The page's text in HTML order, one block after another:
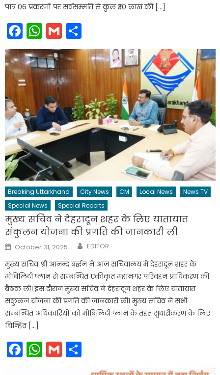
पात्र 06 प्रकरणों पर सर्वसम्मति से कुल ₹30 लाख की […]
Facebook
WhatsApp
Gmail
Breaking Uttarkhand City News CM Local News
News TV
Special News
Special Reports
मुख्य सचिव ने देहरादून शहर के लिए यातायात
संकुलन योजना की प्रगति की जानकारी ली
Posted
on
October 31, 2025 Author
EDITOR
मुख्य सचिव श्री आनन्द बर्द्धन ने आज सचिवालय में देहरादून शहर के
मोबिलिटी प्लान से सम्बन्धित एकीकृत महानगर परिवहन प्राधिकरण की
बैठक ली। इस दौरान मुख्य सचिव ने देहरादून शहर के लिए यातायात
संकुलन योजना की प्रगति की जानकारी ली। मुख्य सचिव ने सभी
सम्बन्धित अधिकारियों को मोबिलिटी प्लान के तहत सुधारीकरण के लिए
चिन्हित […]
Facebook
WhatsApp
Gmail